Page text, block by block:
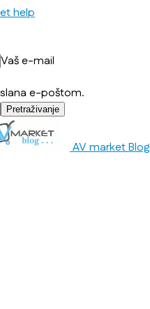
help
Vaš e-mail
e-poštom.
AV market Blog